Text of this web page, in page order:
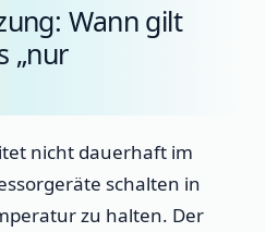
Wann gilt
„nur
nicht dauerhaft im
schalten in
zu halten. Der